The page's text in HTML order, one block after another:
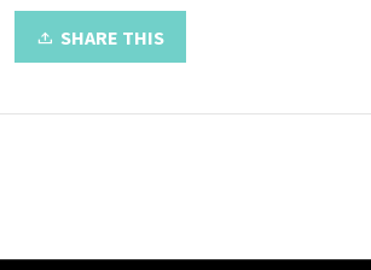
SHARE THIS